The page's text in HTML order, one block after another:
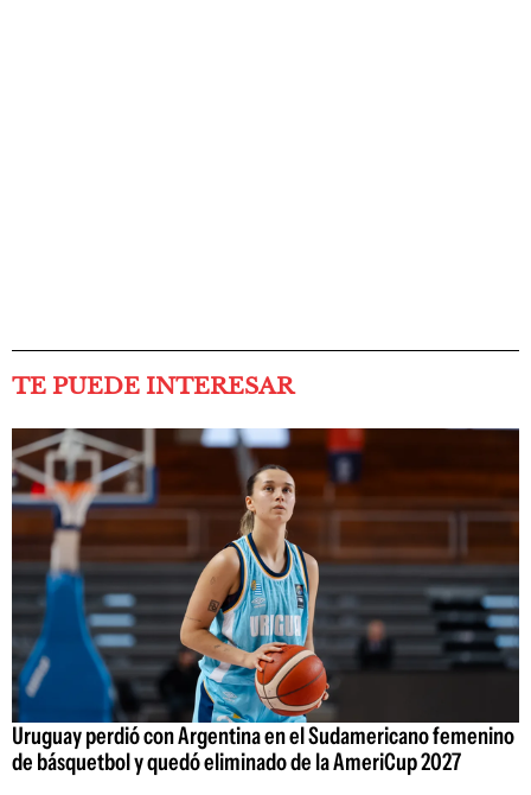
TE PUEDE INTERESAR
Uruguay perdió con Argentina en el Sudamericano femenino
de básquetbol y quedó eliminado de la AmeriCup 2027